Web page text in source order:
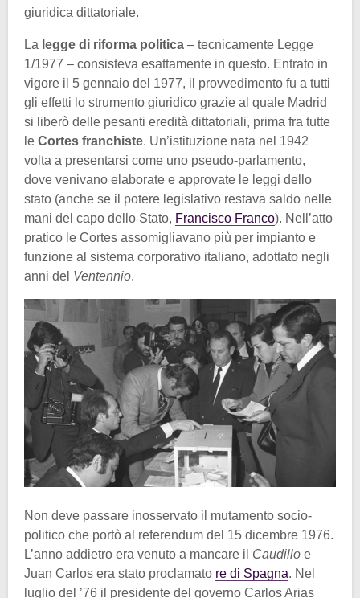
giuridica dittatoriale.
La legge di riforma politica – tecnicamente Legge
1/1977 – consisteva esattamente in questo. Entrato in
vigore il 5 gennaio del 1977, il provvedimento fu a tutti
gli effetti lo strumento giuridico grazie al quale Madrid
si liberò delle pesanti eredità dittatoriali, prima fra tutte
le Cortes franchiste. Un’istituzione nata nel 1942
volta a presentarsi come uno pseudo-parlamento,
dove venivano elaborate e approvate le leggi dello
stato (anche se il potere legislativo restava saldo nelle
mani del capo dello Stato, Francisco Franco). Nell’atto
pratico le Cortes assomigliavano più per impianto e
funzione al sistema corporativo italiano, adottato negli
anni del Ventennio.
Non deve passare inosservato il mutamento socio-
politico che portò al referendum del 15 dicembre 1976.
L’anno addietro era venuto a mancare il Caudillo e
Juan Carlos era stato proclamato re di Spagna. Nel
luglio del ’76 il presidente del governo Carlos Arias